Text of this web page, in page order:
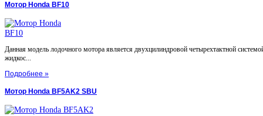
Мотор Honda BF10
Данная модель лодочного мотора является двухцилиндровой четырехтактной
жидкос...
Подробнее »
Мотор Honda BF5AK2 SBU